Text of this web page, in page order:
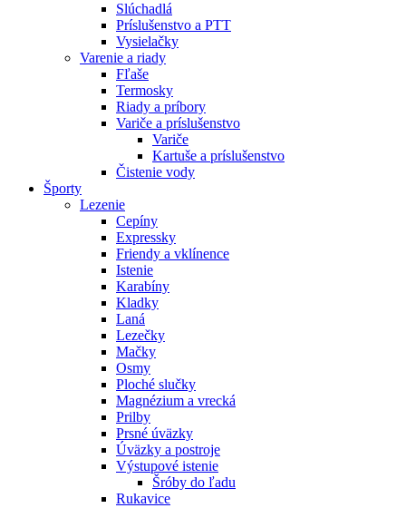
Slúchadlá
Príslušenstvo a PTT
Vysielačky
Varenie a riady
Fľaše
Termosky
Riady a príbory
Variče a príslušenstvo
Variče
Kartuše a príslušenstvo
Čistenie vody
Športy
Lezenie
Cepíny
Expressky
Friendy a vklínence
Istenie
Karabíny
Kladky
Laná
Lezečky
Mačky
Osmy
Ploché slučky
Magnézium a vrecká
Prilby
Prsné úväzky
Úväzky a postroje
Výstupové istenie
Šróby do ľadu
Rukavice